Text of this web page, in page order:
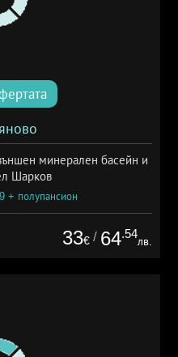
минерален басейн и
Шарков
+ полупансион
33€ / 64.54
лв.